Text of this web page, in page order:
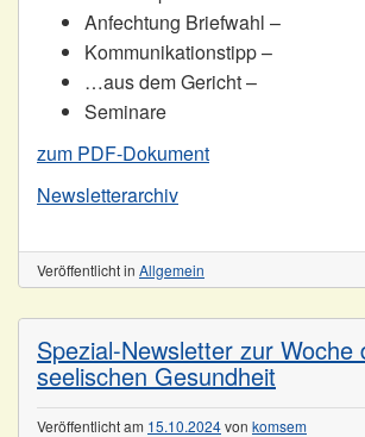
Anfechtung Briefwahl –
Kommunikationstipp –
…aus dem Gericht –
Seminare
zum PDF-Dokument
Newsletterarchiv
Veröffentlicht in Allgemein
Spezial-Newsletter zur Woche
seelischen Gesundheit
Veröffentlicht am 15.10.2024von komsem